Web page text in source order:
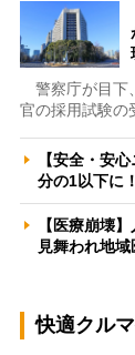
警察庁が目下
官の採用試験の
【安全・安
分の1以下
【医療崩壊
見舞われ地
快適クル